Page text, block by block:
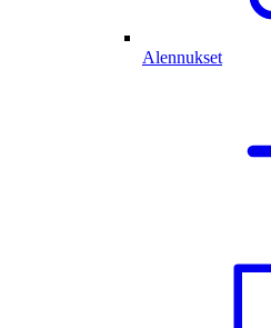
Alennukset